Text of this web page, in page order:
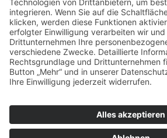
weiter »
Schutzkonzept gegen sexualisierte
weiter »
Louise-Schroeder-Schule
0611/315270
poststelle@louise-schroeder-